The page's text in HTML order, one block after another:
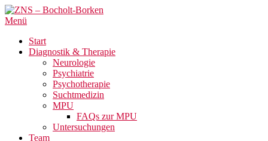
Menü
Start
Diagnostik & Therapie
Neurologie
Psychiatrie
Psychotherapie
Suchtmedizin
MPU
FAQs zur MPU
Untersuchungen
Team